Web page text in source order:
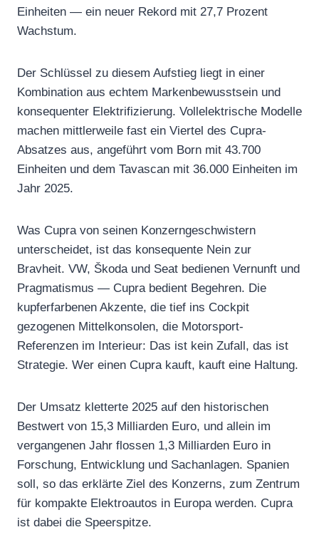
Einheiten — ein neuer Rekord mit 27,7 Prozent
Wachstum.
Der Schlüssel zu diesem Aufstieg liegt in einer
Kombination aus echtem Markenbewusstsein und
konsequenter Elektrifizierung. Vollelektrische Modelle
machen mittlerweile fast ein Viertel des Cupra-
Absatzes aus, angeführt vom Born mit 43.700
Einheiten und dem Tavascan mit 36.000 Einheiten im
Jahr 2025.
Was Cupra von seinen Konzerngeschwistern
unterscheidet, ist das konsequente Nein zur
Bravheit. VW, Škoda und Seat bedienen Vernunft und
Pragmatismus — Cupra bedient Begehren. Die
kupferfarbenen Akzente, die tief ins Cockpit
gezogenen Mittelkonsolen, die Motorsport-
Referenzen im Interieur: Das ist kein Zufall, das ist
Strategie. Wer einen Cupra kauft, kauft eine Haltung.
Der Umsatz kletterte 2025 auf den historischen
Bestwert von 15,3 Milliarden Euro, und allein im
vergangenen Jahr flossen 1,3 Milliarden Euro in
Forschung, Entwicklung und Sachanlagen. Spanien
soll, so das erklärte Ziel des Konzerns, zum Zentrum
für kompakte Elektroautos in Europa werden. Cupra
ist dabei die Speerspitze.